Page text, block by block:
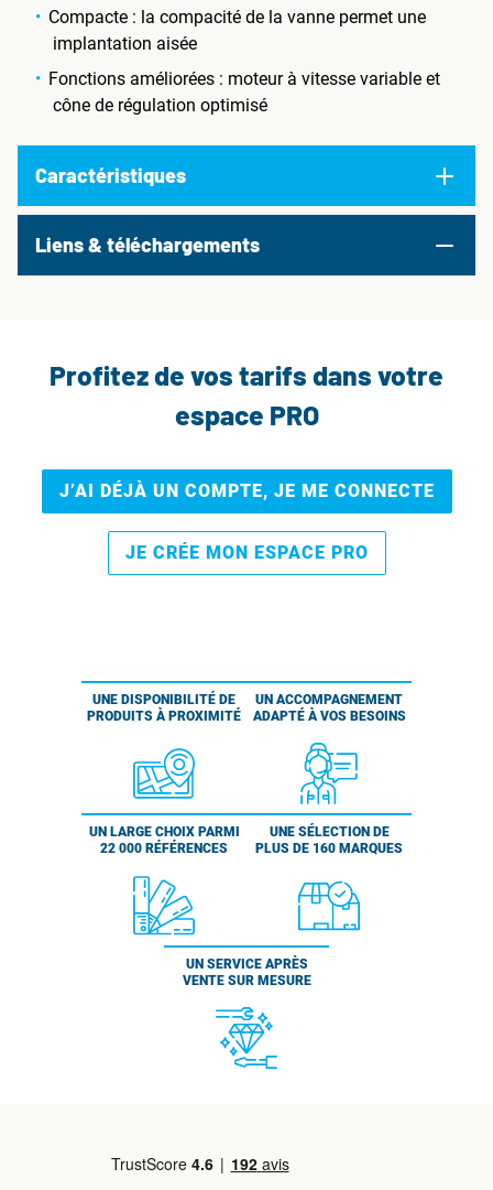
Compacte : la compacité de la vanne permet une
implantation aisée
Fonctions améliorées : moteur à vitesse variable et
cône de régulation optimisé
Caractéristiques
Liens & téléchargements
Profitez de vos tarifs dans votre
espace PRO
J’AI DÉJÀ UN COMPTE, JE ME CONNECTE
JE CRÉE MON ESPACE PRO
UNE DISPONIBILITÉ DE
PRODUITS À PROXIMITÉ
UN ACCOMPAGNEMENT
ADAPTÉ À VOS BESOINS
UN LARGE CHOIX PARMI
22 000 RÉFÉRENCES
UNE SÉLECTION DE
PLUS DE 160 MARQUES
UN SERVICE APRÈS
VENTE SUR MESURE